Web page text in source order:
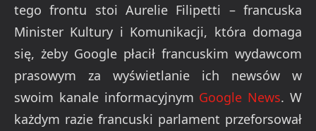
tego frontu stoi Aurelie Filipetti – francuska
Minister Kultury i Komunikacji, która domaga
się, żeby Google płacił francuskim wydawcom
prasowym za wyświetlanie ich newsów w
swoim kanale informacyjnym Google News. W
każdym razie francuski parlament przeforsował